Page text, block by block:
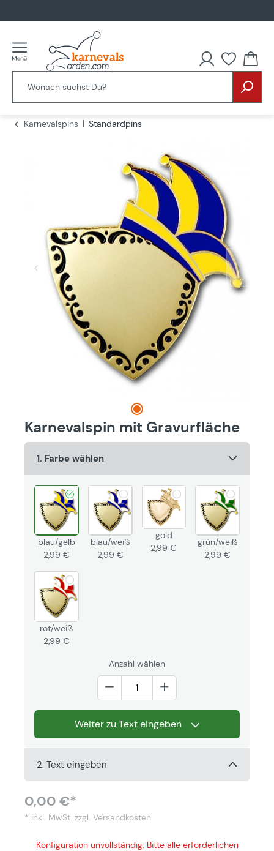
Du
Karnevalspins Standardpins
Karnevalspin mit Gravurfläche
1. Farbe wählen
blau/gelb
2,99 €
blau/weiß
2,99 €
gold
2,99 €
grün/weiß
2,99 €
rot/weiß
2,99 €
Anzahl wählen
Weiter zu Text eingeben
2. Text eingeben
0,00 €*
* inkl. MwSt. zzgl. Versandkosten
Konfiguration unvollständig: Bitte alle erforderlichen